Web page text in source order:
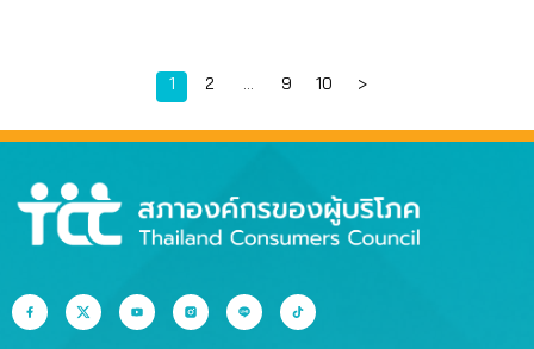
Page
1 Page
2 … Page
9 Page
10 >